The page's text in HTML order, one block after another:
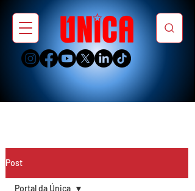
Post
Portal da Única